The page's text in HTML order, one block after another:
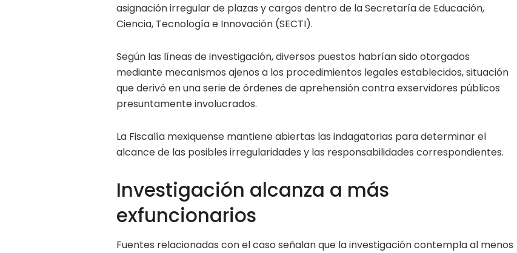
asignación irregular de plazas y cargos dentro de la Secretaría de Educación,
Ciencia, Tecnología e Innovación (SECTI).
Según las líneas de investigación, diversos puestos habrían sido otorgados
mediante mecanismos ajenos a los procedimientos legales establecidos, situación
que derivó en una serie de órdenes de aprehensión contra exservidores públicos
presuntamente involucrados.
La Fiscalía mexiquense mantiene abiertas las indagatorias para determinar el
alcance de las posibles irregularidades y las responsabilidades correspondientes.
Investigación alcanza a más
exfuncionarios
Fuentes relacionadas con el caso señalan que la investigación contempla al menos